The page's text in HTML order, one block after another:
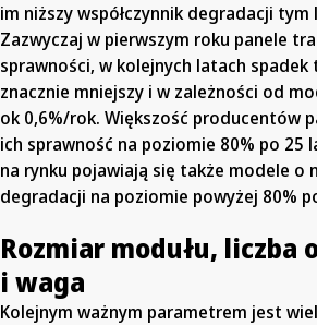
im niższy współczynnik degradacji tym
Zazwyczaj w pierwszym roku panele
sprawności, w kolejnych latach spadek
znacznie mniejszy i w zależności od
ok 0,6%/rok. Większość producentów
ich sprawność na poziomie 80% po 25
na rynku pojawiają się także modele o
degradacji na poziomie powyżej 80%
Rozmiar modułu, liczba
i waga
Kolejnym ważnym parametrem jest